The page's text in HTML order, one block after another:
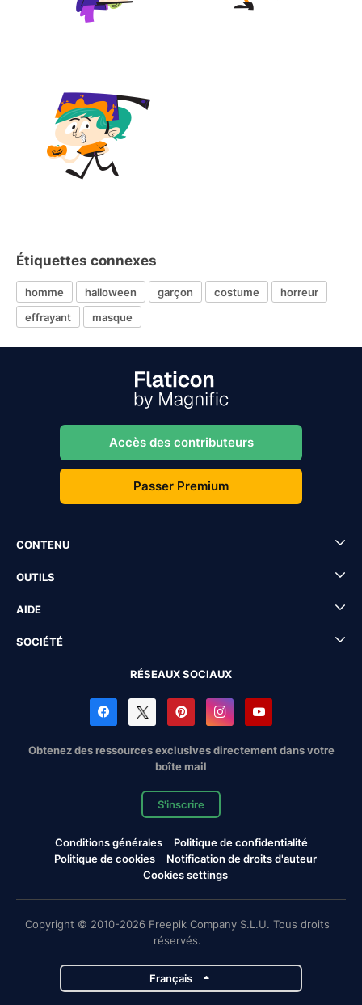
Étiquettes connexes
homme halloween garçon costume
horreur
effrayant
masque
Accès des contributeurs
Passer Premium
CONTENU
OUTILS
AIDE
SOCIÉTÉ
RÉSEAUX SOCIAUX
Obtenez des ressources exclusives directement dans votre
boîte mail
S'inscrire
Conditions générales
Politique de confidentialité
Politique de cookies
Notification de droits d'auteur
Cookies settings
Copyright © 2010-2026 Freepik Company S.L.U. Tous droits
réservés.
Français